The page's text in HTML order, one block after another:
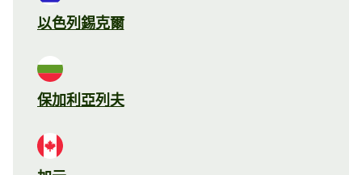
以色列錫克爾
保加利亞列夫